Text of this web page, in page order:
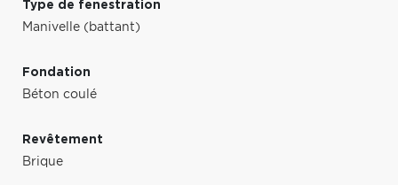
Type de fenestration
Manivelle (battant)
Fondation
Béton coulé
Revêtement
Brique